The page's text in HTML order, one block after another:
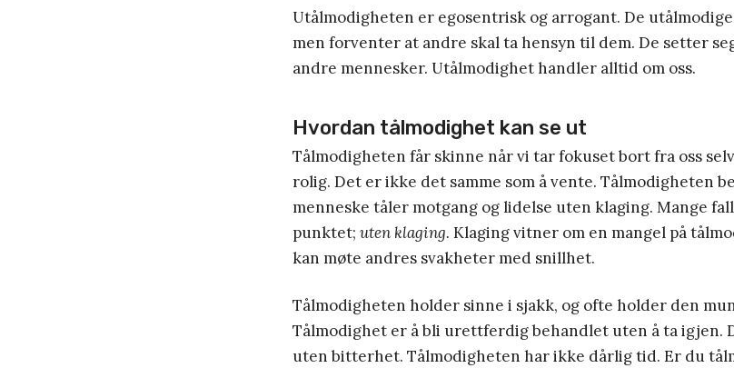
Utålmodigheten er egosentrisk og arrogant. De
men forventer at andre skal ta hensyn til dem. De setter
andre mennesker. Utålmodighet handler alltid om oss.
Hvordan tålmodighet kan se ut
Tålmodigheten får skinne når vi tar fokuset bort fra oss
rolig. Det er ikke det samme som å vente. Tålmodigheten
menneske tåler motgang og lidelse uten klaging. Mange
punktet; uten klaging. Klaging vitner om en mangel på
kan møte andres svakheter med snillhet.
Tålmodigheten holder sinne i sjakk, og ofte holder den
Tålmodighet er å bli urettferdig behandlet uten å ta igjen.
uten bitterhet. Tålmodigheten har ikke dårlig tid. Er du